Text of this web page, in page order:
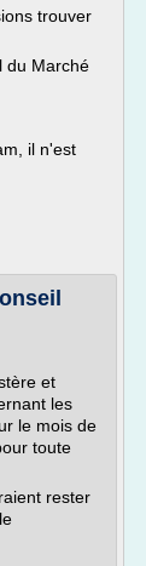
trouver
du Marché
il n'est
et
les
le mois de
toute
rester